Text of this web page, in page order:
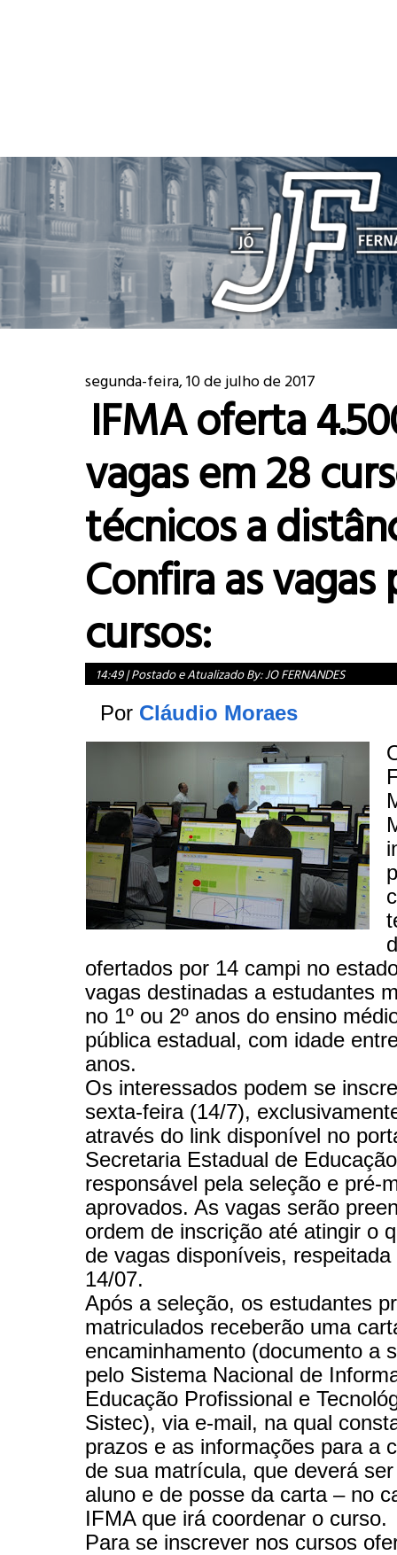
segunda-feira, 10 de julho de 2017
IFMA oferta
vagas em 28
técnicos a
Confira as vagas
cursos:
14:49|Postado e Atualizado By:JO FERNANDES
Por Cláudio Moraes
ofertados por 14 campi no
vagas destinadas a estudantes
no 1º ou 2º anos do ensino
pública estadual, com idade
anos.
Os interessados podem se
sexta-feira (14/7),
através do link disponível no
Secretaria Estadual de
responsável pela seleção e pré-
aprovados. As vagas serão
ordem de inscrição até atingir o
de vagas disponíveis,
14/07.
Após a seleção, os estudantes
matriculados receberão uma
encaminhamento (documento a
pelo Sistema Nacional de
Educação Profissional e
Sistec), via e-mail, na qual
prazos e as informações para a
de sua matrícula, que deverá
aluno e de posse da carta – no
IFMA que irá coordenar o curso.
Para se inscrever nos cursos